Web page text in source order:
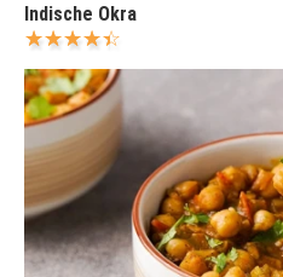
Indische Okra